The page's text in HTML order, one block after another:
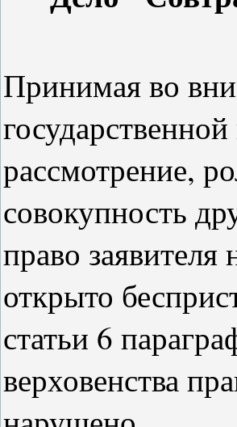
Принимая во
рассмотрение,
совокупность
право заявителя
открыто
статьи 6
верховенства